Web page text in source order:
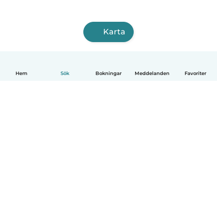
Hem Sök Bokningar Meddelanden Favoriter
Karta